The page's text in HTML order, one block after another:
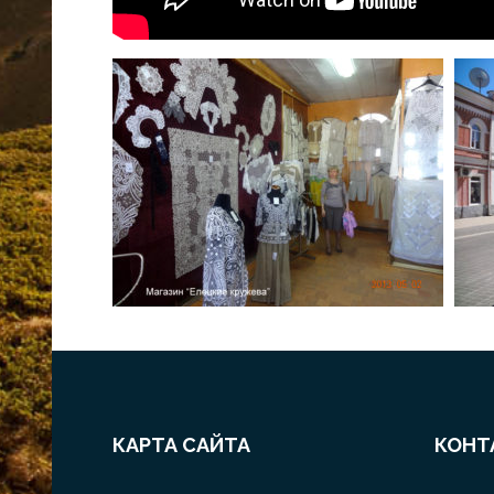
КАРТА САЙТА